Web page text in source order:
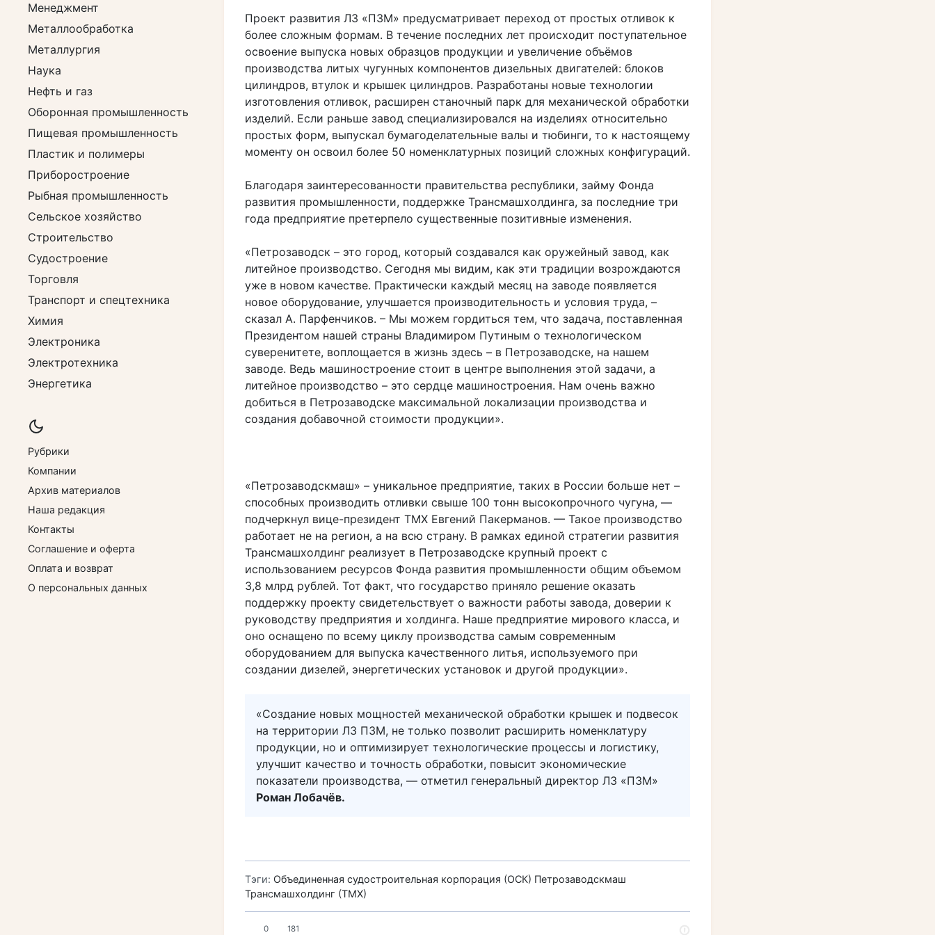
Проект развития ЛЗ «ПЗМ» предусматривает переход от простых отливок к
более сложным формам. В течение последних лет происходит поступательное
освоение выпуска новых образцов продукции и увеличение объёмов
производства литых чугунных компонентов дизельных двигателей: блоков
цилиндров, втулок и крышек цилиндров. Разработаны новые технологии
изготовления отливок, расширен станочный парк для механической обработки
изделий. Если раньше завод специализировался на изделиях относительно
простых форм, выпускал бумагоделательные валы и тюбинги, то к настоящему
моменту он освоил более 50 номенклатурных позиций сложных конфигураций.
Благодаря заинтересованности правительства республики, займу Фонда
развития промышленности, поддержке Трансмашхолдинга, за последние три
года предприятие претерпело существенные позитивные изменения.
«Петрозаводск – это город, который создавался как оружейный завод, как
литейное производство. Сегодня мы видим, как эти традиции возрождаются
уже в новом качестве. Практически каждый месяц на заводе появляется
новое оборудование, улучшается производительность и условия труда, –
сказал А. Парфенчиков. – Мы можем гордиться тем, что задача, поставленная
Президентом нашей страны Владимиром Путиным о технологическом
суверенитете, воплощается в жизнь здесь – в Петрозаводске, на нашем
заводе. Ведь машиностроение стоит в центре выполнения этой задачи, а
литейное производство – это сердце машиностроения. Нам очень важно
добиться в Петрозаводске максимальной локализации производства и
создания добавочной стоимости продукции».
«Петрозаводскмаш» – уникальное предприятие, таких в России больше нет –
способных производить отливки свыше 100 тонн высокопрочного чугуна, —
подчеркнул вице-президент ТМХ Евгений Пакерманов. — Такое производство
работает не на регион, а на всю страну. В рамках единой стратегии развития
Трансмашхолдинг реализует в Петрозаводске крупный проект с
использованием ресурсов Фонда развития промышленности общим объемом
3,8 млрд рублей. Тот факт, что государство приняло решение оказать
поддержку проекту свидетельствует о важности работы завода, доверии к
руководству предприятия и холдинга. Наше предприятие мирового класса, и
оно оснащено по всему циклу производства самым современным
оборудованием для выпуска качественного литья, используемого при
создании дизелей, энергетических установок и другой продукции».
«Создание новых мощностей механической обработки крышек и подвесок
на территории ЛЗ ПЗМ, не только позволит расширить номенклатуру
продукции, но и оптимизирует технологические процессы и логистику,
улучшит качество и точность обработки, повысит экономические
показатели производства, — отметил генеральный директор ЛЗ «ПЗМ»
Роман Лобачёв.
Тэги: Объединенная судостроительная корпорация (ОСК) Петрозаводскмаш
Трансмашхолдинг (ТМХ)
0 181
Менеджмент
Металлообработка
Металлургия
Наука
Нефть и газ
Оборонная промышленность
Пищевая промышленность
Пластик и полимеры
Приборостроение
Рыбная промышленность
Сельское хозяйство
Строительство
Судостроение
Торговля
Транспорт и спецтехника
Химия
Электроника
Электротехника
Энергетика
Рубрики
Компании
Архив материалов
Наша редакция
Контакты
Соглашение и оферта
Оплата и возврат
О персональных данных